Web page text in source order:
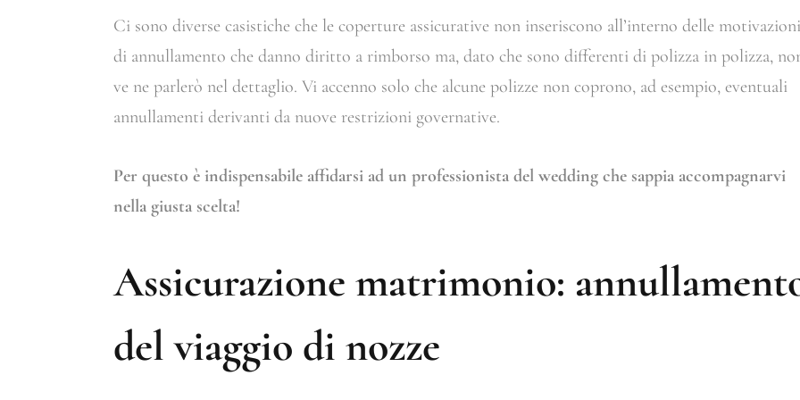
Ci sono diverse casistiche che le coperture assicurative non inseriscono all’interno delle motivazioni
di annullamento che danno diritto a rimborso ma, dato che sono differenti di polizza in polizza,
ve ne parlerò nel dettaglio. Vi accenno solo che alcune polizze non coprono, ad esempio, eventuali
annullamenti derivanti da nuove restrizioni governative.
Per questo è indispensabile affidarsi ad un professionista del wedding che sappia accompagnarvi
nella giusta scelta!
Assicurazione matrimonio:
del viaggio di nozze